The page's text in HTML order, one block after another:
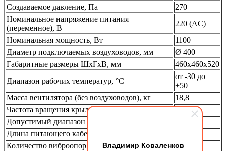
Владимир Коваленков
Создаваемое давление, Па
270
Номинальное напряжение питания
(переменное), В
220 (AC)
Номинальная мощность, Вт
1100
Диаметр подключаемых воздуховодов, мм
Ø 400
Габаритные размеры ШхГхВ, мм
460х460х520
Диапазон рабочих температур, °С
от -30 до
+50
Масса вентилятора (без воздуховодов), кг
18,8
Частота вращения крыльчатки, об/мин
2800
Допустимый диапазон напряжений (AC), В
Длина питающего кабеля 220В, м
Количество виброопор
4